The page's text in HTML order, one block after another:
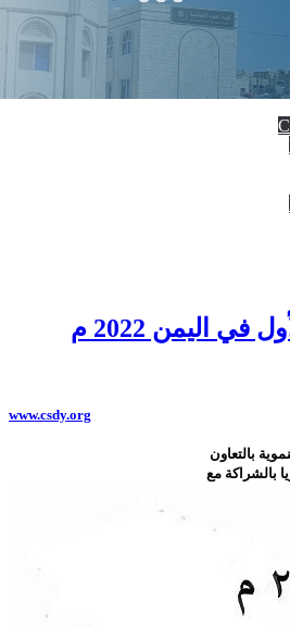
اليمن 2022 م
www.csdy.org
بالتعاون
بالشراكة مع